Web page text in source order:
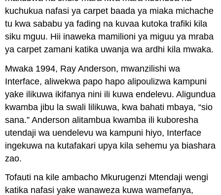
kuchukua nafasi ya carpet baada ya miaka michache
tu kwa sababu ya fading na kuvaa kutoka trafiki kila
siku mguu. Hii inaweka mamilioni ya miguu ya mraba
ya carpet zamani katika uwanja wa ardhi kila mwaka.
Mwaka 1994, Ray Anderson, mwanzilishi wa
Interface, aliwekwa papo hapo alipoulizwa kampuni
yake ilikuwa ikifanya nini ili kuwa endelevu. Aligundua
kwamba jibu la swali lilikuwa, kwa bahati mbaya, “sio
sana.” Anderson alitambua kwamba ili kuboresha
utendaji wa uendelevu wa kampuni hiyo, Interface
ingekuwa na kutafakari upya kila sehemu ya biashara
zao.
Tofauti na kile ambacho Mkurugenzi Mtendaji wengi
katika nafasi yake wanaweza kuwa wamefanya,